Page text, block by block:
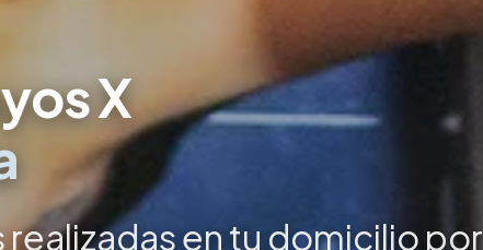
X
en tu domicilio por